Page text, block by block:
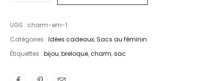
UGS : charm-em-1
Catégories : Idées cadeaux,Sacs au féminin
Étiquettes : bijou,breloque,charm,sac